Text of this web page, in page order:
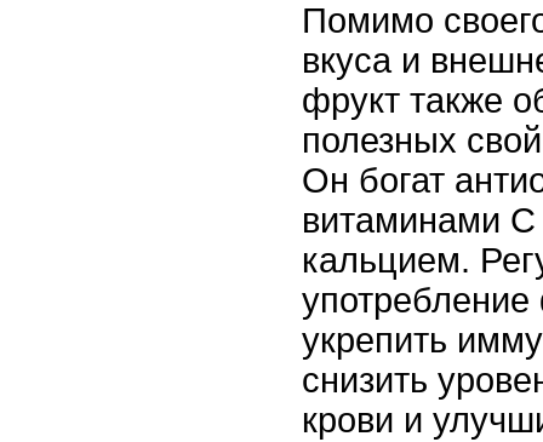
Помимо
вкуса и
фрукт также
полезных
Он богат
витаминами
кальцием.
употребление
укрепить
снизить
крови и